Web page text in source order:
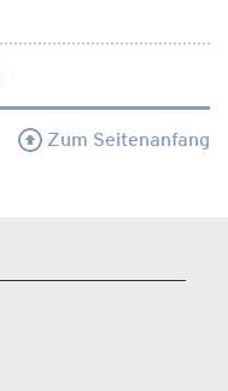
Zum Seitenanfang